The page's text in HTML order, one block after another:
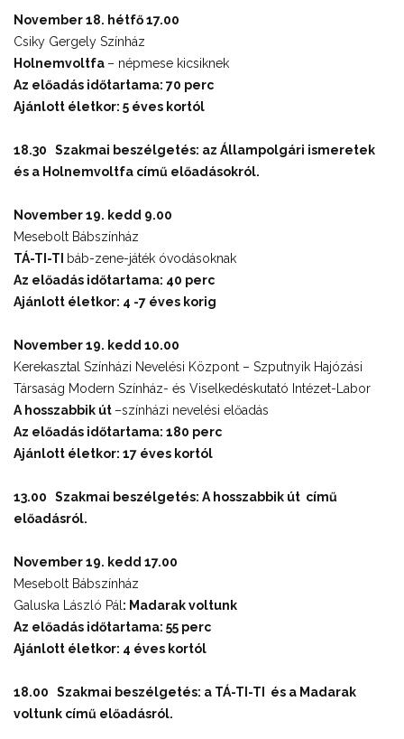
November 18. hétfő 17.00
Csiky Gergely Színház
Holnemvoltfa – népmese kicsiknek
Az előadás időtartama: 70 perc
Ajánlott életkor: 5 éves kortól
18.30 Szakmai beszélgetés: az Állampolgári ismeretek
és a Holnemvoltfa című előadásokról.
November 19. kedd 9.00
Mesebolt Bábszínház
TÁ-TI-TI
báb-zene-játék óvodásoknak
Az előadás időtartama: 40 perc
Ajánlott életkor: 4 -7 éves korig
November 19. kedd 10.00
Kerekasztal Színházi Nevelési Központ – Szputnyik Hajózási
Társaság Modern Színház- és Viselkedéskutató Intézet-Labor
A hosszabbik út –színházi nevelési előadás
Az előadás időtartama: 180 perc
Ajánlott életkor: 17 éves kortól
13.00 Szakmai beszélgetés: A hosszabbik út című
előadásról.
November 19. kedd 17.00
Mesebolt Bábszínház
Galuska László Pál : Madarak voltunk
Az előadás időtartama: 55 perc
Ajánlott életkor: 4 éves kortól
18.00 Szakmai beszélgetés: a TÁ-TI-TI és a Madarak
voltunk című előadásról.